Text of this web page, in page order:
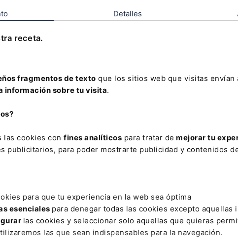
Detalles
receta.
fragmentos de texto que los sitios web que visitas envían
información sobre tu visita.
las cookies con fines analíticos para tratar de mejorar tu
publicitarios, para poder mostrarte publicidad y contenidos
para que tu experiencia en la web sea óptima
esenciales para denegar todas las cookies excepto aquellas
las cookies y seleccionar solo aquellas que quieras
las que sean indispensables para la navegación.
en la administración pública. Herramientas, casos
webinar)
artificial generativa en la Administración
las herramientas sirven para lo mismo ni pueden
Un uso inadecuado puede generarerrores, riesgos
de seguridad de la información
práctica, cómo seleccionar, utilizar y controlar
IA generativa en función de cada tarea, los datos
con casos reales y aplicables desde el primer
incluye laGuía rápida: IA generativa para la
en formato electrónico durante 6 meses.